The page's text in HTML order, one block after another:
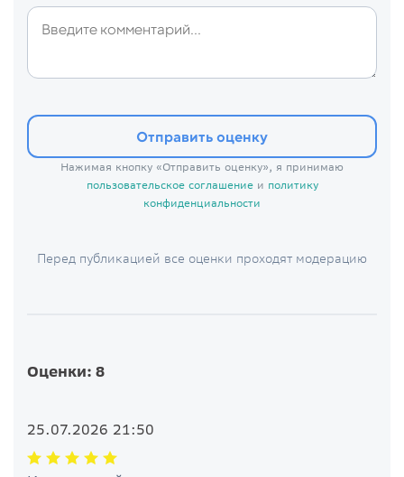
Отправить оценку
Нажимая кнопку «Отправить оценку», я принимаю
пользовательское соглашениеи политику
конфиденциальности
Перед публикацией все оценки проходят модерацию
Оценки: 8
25.07.2026 21:50